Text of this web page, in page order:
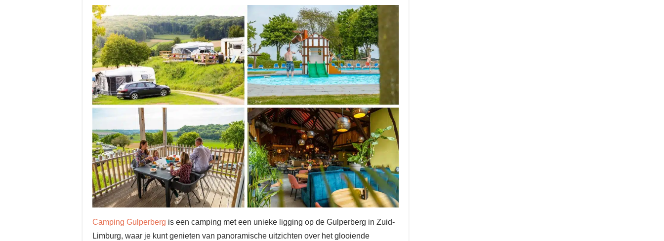
Camping Gulperberg is een camping met een unieke ligging op de Gulperberg in Zuid-
Limburg, waar je kunt genieten van panoramische uitzichten over het glooiende